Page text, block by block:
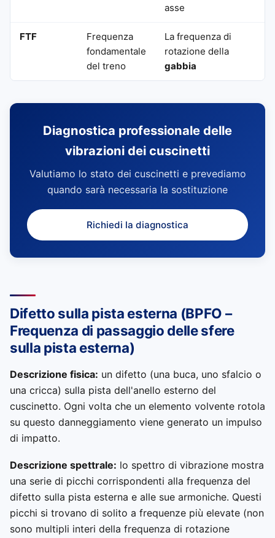
asse
FTF
Frequenza
fondamentale
del treno
La frequenza di
rotazione della
gabbia
Diagnostica professionale delle
vibrazioni dei cuscinetti
Valutiamo lo stato dei cuscinetti e prevediamo
quando sarà necessaria la sostituzione
Richiedi la diagnostica
Difetto sulla pista esterna (BPFO –
Frequenza di passaggio delle sfere
sulla pista esterna)
Descrizione fisica: un difetto (una buca, uno sfalcio o
una cricca) sulla pista dell'anello esterno del
cuscinetto. Ogni volta che un elemento volvente rotola
su questo danneggiamento viene generato un impulso
di impatto.
Descrizione spettrale: lo spettro di vibrazione mostra
una serie di picchi corrispondenti alla frequenza del
difetto sulla pista esterna e alle sue armoniche. Questi
picchi si trovano di solito a frequenze più elevate (non
sono multipli interi della frequenza di rotazione